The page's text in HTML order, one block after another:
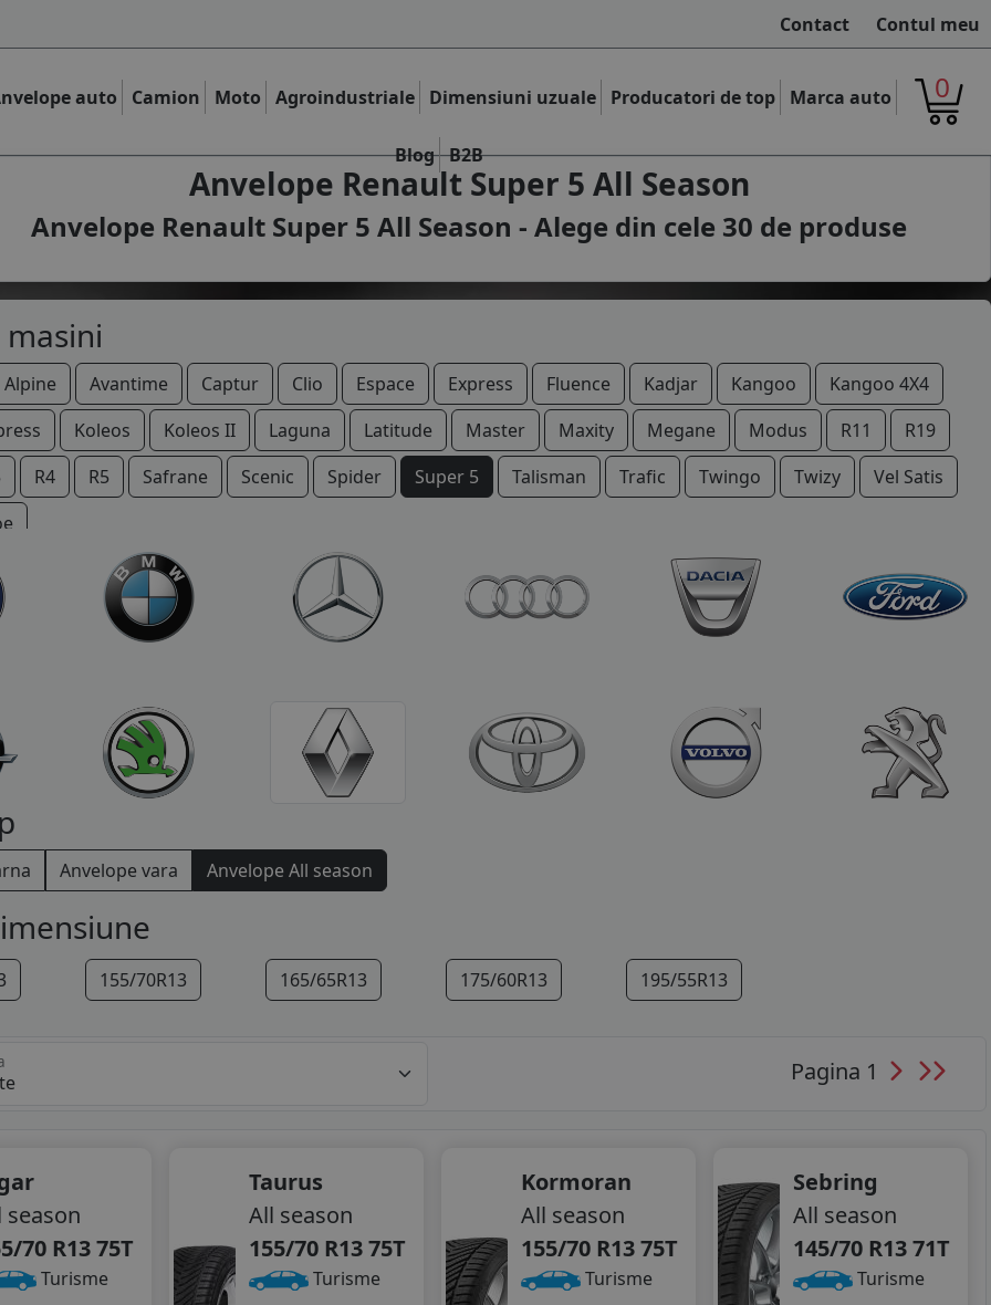
Contact Contul meu
auto Camion Moto Agroindustriale Dimensiuni uzuale Producatori de top Marca auto
Blog B2B
0
Anvelope Renault Super 5 All Season
Anvelope Renault Super 5 All Season - Alege din cele 30 de produse
Alpine Avantime Captur Clio Espace Express Fluence Kadjar Kangoo
Kangoo 4X4
Koleos Koleos II Laguna Latitude Master Maxity Megane Modus R11
R19
R4 R5 Safrane Scenic Spider Super 5 Talisman Trafic Twingo Twizy
Vel Satis
Anvelope vara Anvelope All season
155/70R13 165/65R13 175/60R13 195/55R13
Pagina 1
season
70 R13 75T
Turisme
Taurus
All season
155/70 R13 75T
Turisme
Kormoran
All season
155/70 R13 75T
Turisme
Sebring
All season
145/70 R13 71T
Turisme